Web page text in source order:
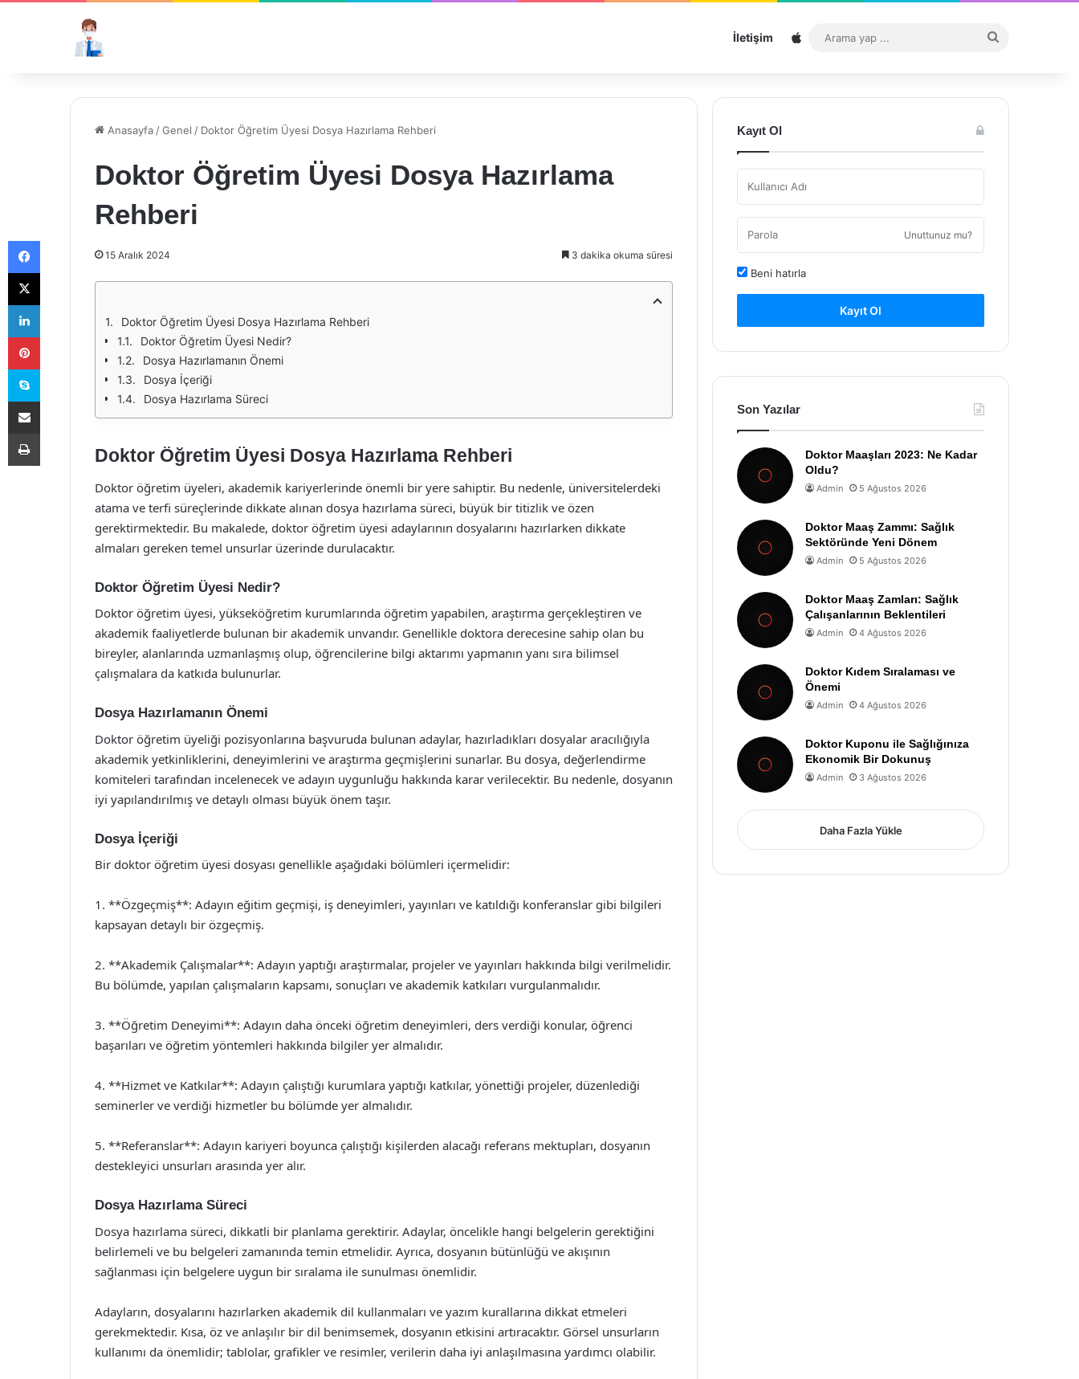
İletişim Sitemap
...
Anasayfa /Genel / Doktor Öğretim Üyesi Dosya Hazırlama Rehberi
Doktor Öğretim Üyesi Dosya Hazırlama
Rehberi
15 Aralık 2024 3 dakika okuma süresi
Doktor Öğretim Üyesi Dosya Hazırlama Rehberi
Doktor Öğretim Üyesi Nedir?
Dosya Hazırlamanın Önemi
Dosya İçeriği
Dosya Hazırlama Süreci
Doktor Öğretim Üyesi Dosya Hazırlama Rehberi
Doktor öğretim üyeleri, akademik kariyerlerinde önemli bir yere sahiptir. Bu nedenle, üniversitelerdeki
atama ve terfi süreçlerinde dikkate alınan dosya hazırlama süreci, büyük bir titizlik ve özen
gerektirmektedir. Bu makalede, doktor öğretim üyesi adaylarının dosyalarını hazırlarken dikkate
almaları gereken temel unsurlar üzerinde durulacaktır.
Doktor Öğretim Üyesi Nedir?
Doktor öğretim üyesi, yükseköğretim kurumlarında öğretim yapabilen, araştırma gerçekleştiren ve
akademik faaliyetlerde bulunan bir akademik unvandır. Genellikle doktora derecesine sahip olan bu
bireyler, alanlarında uzmanlaşmış olup, öğrencilerine bilgi aktarımı yapmanın yanı sıra bilimsel
çalışmalara da katkıda bulunurlar.
Dosya Hazırlamanın Önemi
Doktor öğretim üyeliği pozisyonlarına başvuruda bulunan adaylar, hazırladıkları dosyalar aracılığıyla
akademik yetkinliklerini, deneyimlerini ve araştırma geçmişlerini sunarlar. Bu dosya, değerlendirme
komiteleri tarafından incelenecek ve adayın uygunluğu hakkında karar verilecektir. Bu nedenle, dosyanın
iyi yapılandırılmış ve detaylı olması büyük önem taşır.
Dosya İçeriği
Bir doktor öğretim üyesi dosyası genellikle aşağıdaki bölümleri içermelidir:
1. **Özgeçmiş**: Adayın eğitim geçmişi, iş deneyimleri, yayınları ve katıldığı konferanslar gibi bilgileri
kapsayan detaylı bir özgeçmiş.
2. **Akademik Çalışmalar**: Adayın yaptığı araştırmalar, projeler ve yayınları hakkında bilgi verilmelidir.
Bu bölümde, yapılan çalışmaların kapsamı, sonuçları ve akademik katkıları vurgulanmalıdır.
3. **Öğretim Deneyimi**: Adayın daha önceki öğretim deneyimleri, ders verdiği konular, öğrenci
başarıları ve öğretim yöntemleri hakkında bilgiler yer almalıdır.
4. **Hizmet ve Katkılar**: Adayın çalıştığı kurumlara yaptığı katkılar, yönettiği projeler, düzenlediği
seminerler ve verdiği hizmetler bu bölümde yer almalıdır.
5. **Referanslar**: Adayın kariyeri boyunca çalıştığı kişilerden alacağı referans mektupları, dosyanın
destekleyici unsurları arasında yer alır.
Dosya Hazırlama Süreci
Dosya hazırlama süreci, dikkatli bir planlama gerektirir. Adaylar, öncelikle hangi belgelerin gerektiğini
belirlemeli ve bu belgeleri zamanında temin etmelidir. Ayrıca, dosyanın bütünlüğü ve akışının
sağlanması için belgelere uygun bir sıralama ile sunulması önemlidir.
Adayların, dosyalarını hazırlarken akademik dil kullanmaları ve yazım kurallarına dikkat etmeleri
gerekmektedir. Kısa, öz ve anlaşılır bir dil benimsemek, dosyanın etkisini artıracaktır. Görsel unsurların
kullanımı da önemlidir; tablolar, grafikler ve resimler, verilerin daha iyi anlaşılmasına yardımcı olabilir.
Kayıt Ol
Unuttunuz mu?
Beni hatırla
Kayıt Ol
Son Yazılar
Doktor Maaşları 2023: Ne Kadar
Oldu?
Admin 5 Ağustos 2026
Doktor Maaş Zammı: Sağlık
Sektöründe Yeni Dönem
Admin 5 Ağustos 2026
Doktor Maaş Zamları: Sağlık
Çalışanlarının Beklentileri
Admin 4 Ağustos 2026
Doktor Kıdem Sıralaması ve
Önemi
Admin 4 Ağustos 2026
Doktor Kuponu ile Sağlığınıza
Ekonomik Bir Dokunuş
Admin 3 Ağustos 2026
Daha Fazla Yükle
Facebook
X
LinkedIn
Pinterest
Skype
E-Posta ile paylaş